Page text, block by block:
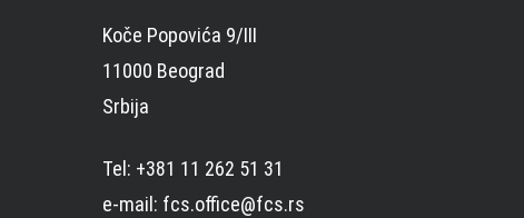
Koče Popovića 9/III
11000 Beograd
Srbija
Tel: +381 11 262 51 31
e-mail: fcs.office@fcs.rs